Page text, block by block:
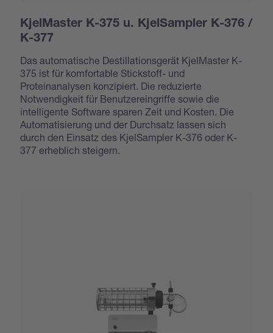
KjelMaster K-375 u. KjelSampler K-376 /
K-377
Das automatische Destillationsgerät KjelMaster K-
375 ist für komfortable Stickstoff- und
Proteinanalysen konzipiert. Die reduzierte
Notwendigkeit für Benutzereingriffe sowie die
intelligente Software sparen Zeit und Kosten. Die
Automatisierung und der Durchsatz lassen sich
durch den Einsatz des KjelSampler K-376 oder K-
377 erheblich steigern.